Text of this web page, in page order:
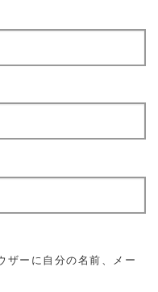
ザーに自分の名前、メー